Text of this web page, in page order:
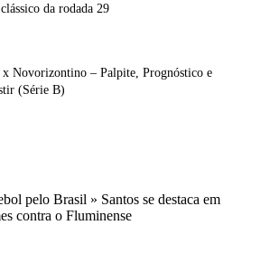
da rodada 29
x Novorizontino – Palpite, Prognóstico e
(Série B)
pelo Brasil » Santos se destaca em
contra o Fluminense